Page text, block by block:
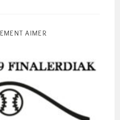
AIMER